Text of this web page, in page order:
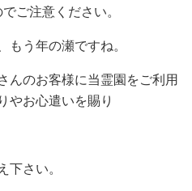
ご注意ください。
う年の瀬ですね。
んのお客様に当霊園をご利用
やお心遣いを賜り
さい。